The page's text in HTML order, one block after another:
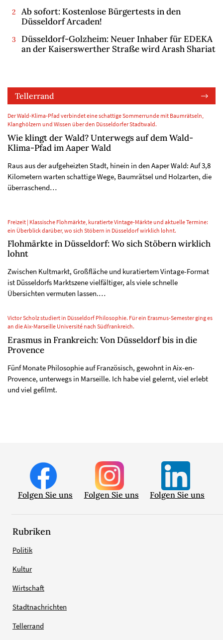
Ab sofort: Kostenlose Bürgertests in den
Düsseldorf Arcaden!
Düsseldorf-Golzheim: Neuer Inhaber für EDEKA
an der Kaiserswerther Straße wird Arash Shariat
Tellerrand
Der Wald-Klima-Pfad verbindet eine schattige Sommerrunde mit Baumrätseln,
Klanghölzern und Wissen über den Düsseldorfer Stadtwald.
Wie klingt der Wald? Unterwegs auf dem Wald-
Klima-Pfad im Aaper Wald
Raus aus der aufgeheizten Stadt, hinein in den Aaper Wald: Auf 3,8
Kilometern warten schattige Wege, Baumrätsel und Holzarten, die
überraschend…
Freizeit | Klassische Flohmärkte, kuratierte Vintage-Märkte und aktuelle Termine:
ein Überblick darüber, wo sich Stöbern in Düsseldorf wirklich lohnt.
Flohmärkte in Düsseldorf: Wo sich Stöbern wirklich
lohnt
Zwischen Kultmarkt, Großfläche und kuratiertem Vintage-Format
ist Düsseldorfs Marktszene vielfältiger, als viele schnelle
Übersichten vermuten lassen.…
Victor Scholz studiert in Düsseldorf Philosophie. Für ein Erasmus-Semester ging es
an die Aix-Marseille Université nach Südfrankreich.
Erasmus in Frankreich: Von Düsseldorf bis in die
Provence
Fünf Monate Philosophie auf Französisch, gewohnt in Aix-en-
Provence, unterwegs in Marseille. Ich habe viel gelernt, viel erlebt
und viel gefilmt.
Folgen Sie uns Folgen Sie uns Folgen Sie uns
Rubriken
Politik
Kultur
Wirtschaft
Stadtnachrichten
Tellerrand